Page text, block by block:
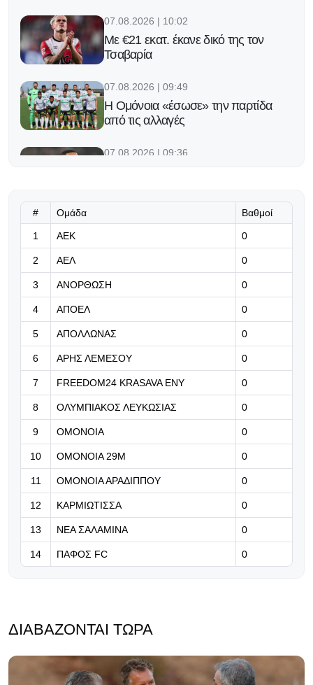
07.08.2026 | 10:02
Με €21 εκατ. έκανε δικό της τον
Τσαβαρία
07.08.2026 | 09:49
Η Ομόνοια «έσωσε» την παρτίδα
από τις αλλαγές
07.08.2026 | 09:36
Παυλίδης on fire: Πέντε γκολ σe τρία
παιχνίδια!
07.08.2026 | 09:10
Έφερε Κύπρο κι ανακοίνωσε τον
07.08.2026 | 08:57
«Κάποιοι βιάζονται να ειρωνευτούν
και ν' απαξιώσουν»
«Μας δίνει τρομερή αυτοπεποίθηση,
αλλά ξέρουμε τι μας περιμένει στην
Κύπρο...»
# Ομάδα Βαθμοί
1 ΑΕΚ 0
2 ΑΕΛ 0
3 ΑΝΟΡΘΩΣΗ 0
4 ΑΠΟΕΛ 0
5 ΑΠΟΛΛΩΝΑΣ 0
6 ΑΡΗΣ ΛΕΜΕΣΟΥ 0
7 FREEDOM24 KRASAVA ΕΝΥ 0
8 ΟΛΥΜΠΙΑΚΟΣ ΛΕΥΚΩΣΙΑΣ 0
9 ΟΜΟΝΟΙΑ 0
10 ΟΜΟΝΟΙΑ 29Μ 0
11 ΟΜΟΝΟΙΑ ΑΡΑΔΙΠΠΟΥ 0
12 ΚΑΡΜΙΩΤΙΣΣΑ 0
13 ΝΕΑ ΣΑΛΑΜΙΝΑ 0
14 ΠΑΦΟΣ FC 0
ΔΙΑΒΆΖΟΝΤΑΙ ΤΏΡΑ